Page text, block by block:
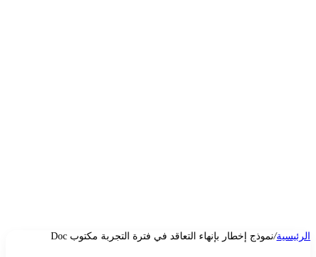
الرئيسية/نموذج إخطار بإنهاء التعاقد في فترة التجربة مكتوب Doc